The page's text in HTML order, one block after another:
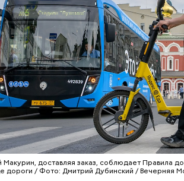
доставляя заказ, соблюдает Правила
дороги / Фото: Дмитрий Дубинский / Вечерняя
технологии
ПДД КУРЬЕРЫ